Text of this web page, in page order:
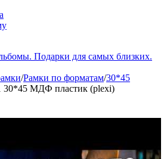
/Рамки по форматам/30*45
30*45 МДФ пластик (plexi)